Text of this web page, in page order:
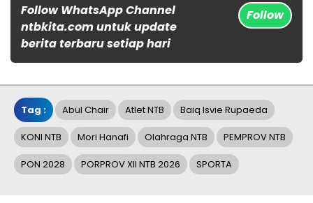
Follow WhatsApp Channel
ntbkita.com untuk update
berita terbaru setiap hari
Follow
Tag : Abul Chair Atlet NTB Baiq Isvie Rupaeda
KONI NTB Mori Hanafi Olahraga NTB PEMPROV NTB
PON 2028 PORPROV XII NTB 2026 SPORTA